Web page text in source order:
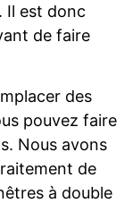
Il est donc
de faire
des
pouvez faire
Nous avons
de
à double